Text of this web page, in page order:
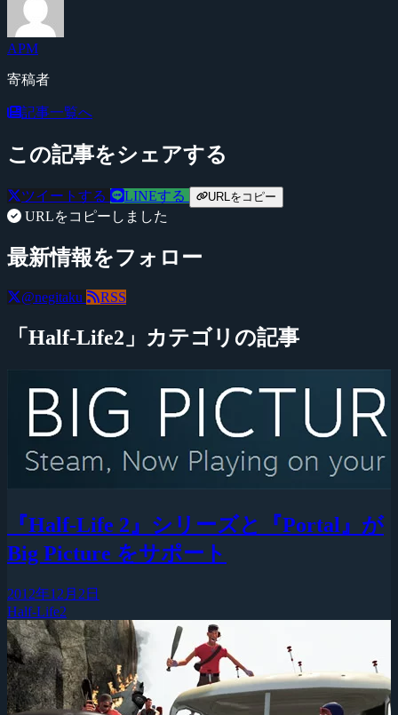
APM
寄稿者
記事一覧へ
この記事をシェアする
ツイートする LINEする URLをコピー
URLをコピーしました
最新情報をフォロー
@negitaku RSS
「Half-Life2」カテゴリの記事
『Half-Life 2』シリーズと『Portal』が
Big Picture をサポート
2012年12月2日
Half-Life2